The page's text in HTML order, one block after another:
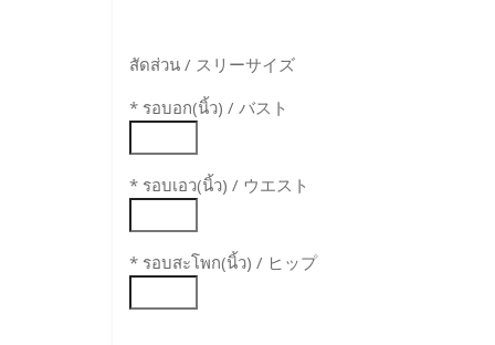
สัดส่วน / スリーサイズ
* รอบอก(นิ้ว) / バスト
* รอบเอว(นิ้ว) / ウエスト
* รอบสะโพก(นิ้ว) / ヒップ